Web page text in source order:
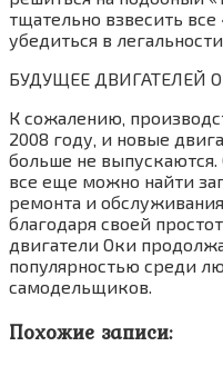
тщательно взвесить все
убедиться в
БУДУЩЕЕ ДВИГАТЕЛЕЙ
К сожалению‚
2008 году‚ и новые
больше не
все еще можно найти
ремонта и
благодаря своей
двигатели Оки
популярностью среди
самодельщиков.
Похожие записи: